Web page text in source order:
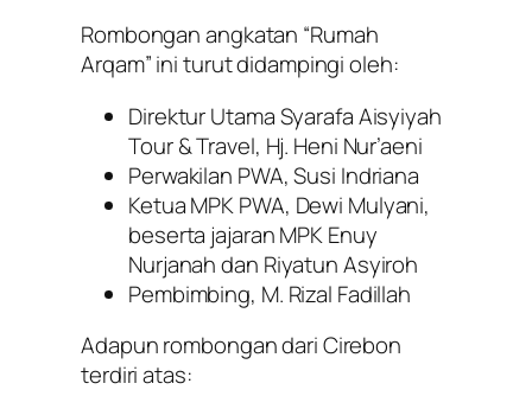
Rombongan angkatan “Rumah
Arqam” ini turut didampingi oleh:
Direktur Utama Syarafa Aisyiyah
Tour & Travel, Hj. Heni Nur’aeni
Perwakilan PWA, Susi Indriana
Ketua MPK PWA, Dewi Mulyani,
beserta jajaran MPK Enuy
Nurjanah dan Riyatun Asyiroh
Pembimbing, M. Rizal Fadillah
Adapun rombongan dari Cirebon
terdiri atas: